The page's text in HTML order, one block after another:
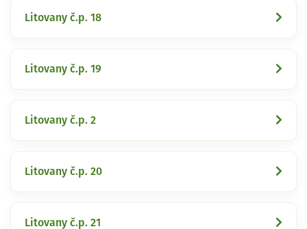
Litovany č.p. 18
Litovany č.p. 19
Litovany č.p. 2
Litovany č.p. 20
Litovany č.p. 21